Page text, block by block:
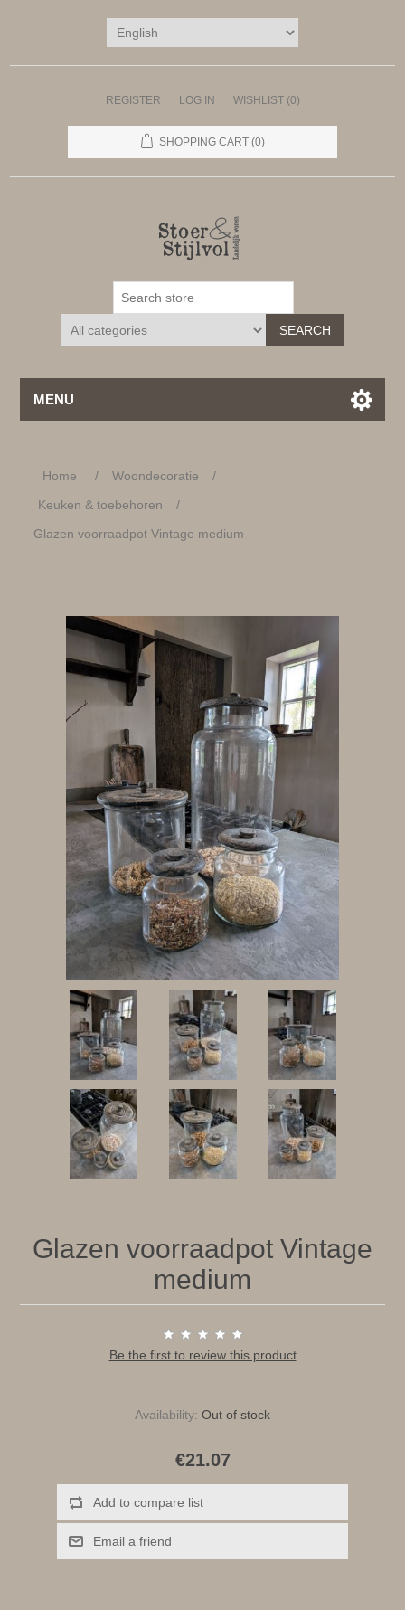
REGISTER LOG IN WISHLIST (0)
SHOPPING CART (0)
SEARCH
MENU
Home / Woondecoratie
/
Keuken & toebehoren
/
Glazen voorraadpot Vintage medium
Glazen voorraadpot Vintage
medium
Be the first to review this product
Availability: Out of stock
€21.07
Add to compare list
Email a friend